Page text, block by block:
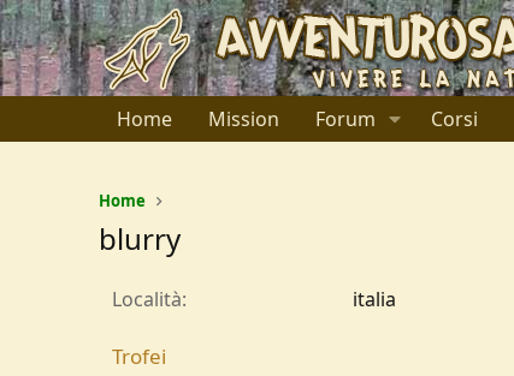
Home Mission Forum Corsi
Home
blurry
Località italia
Trofei